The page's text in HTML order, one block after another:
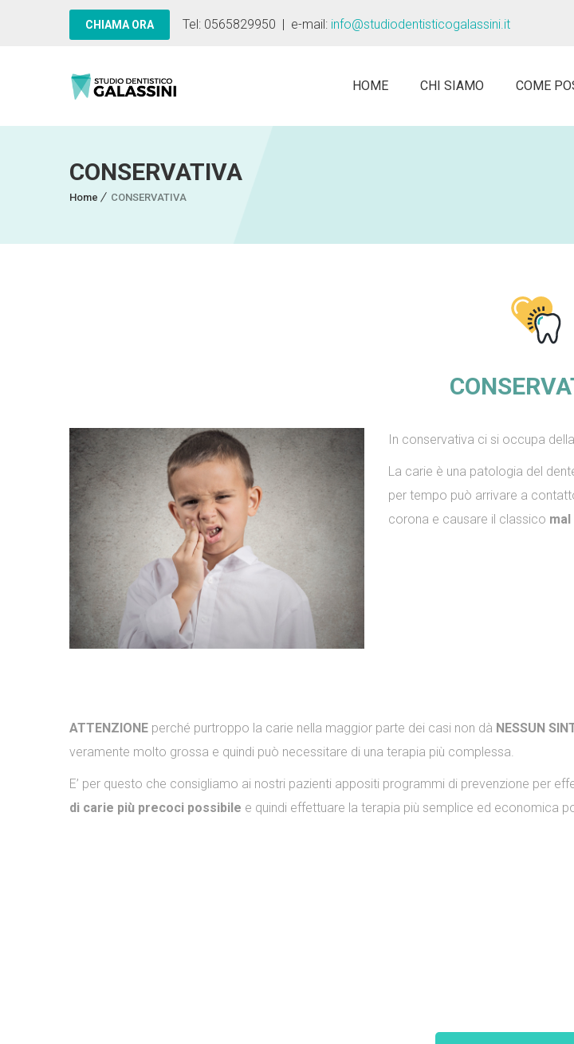
Tel: 0565829950 | e-mail: info@studiodentisticogalassini.it
HOME CHI SIAMO COME
CONSERVATIVA
Home CONSERVATIVA
In conservativa ci si occupa della
La carie è una patologia del
per tempo può arrivare a
corona e causare il classico mal
ATTENZIONE perché purtroppo la carie nella maggior parte dei casi non dà NESSUN
veramente molto grossa e quindi può necessitare di una terapia più complessa.
E’ per questo che consigliamo ai nostri pazienti appositi programmi di prevenzione per
di carie più precoci possibile e quindi effettuare la terapia più semplice ed economica